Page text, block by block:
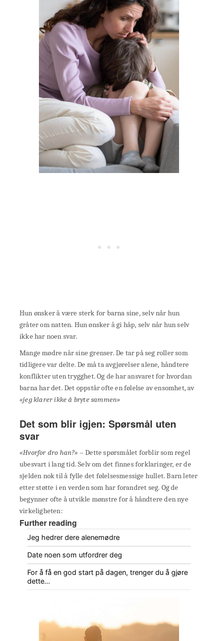
Hun ønsker å være sterk for barna sine, selv når hun
gråter om natten. Hun ønsker å gi håp, selv når hun selv
ikke har noen svar.
Mange mødre når sine grenser. De tar på seg roller som
tidligere var delte. De må ta avgjørelser alene, håndtere
konflikter uten trygghet. Og de har ansvaret for hvordan
barna har det. Det oppstår ofte en følelse av ensomhet, av
«jeg klarer ikke å bryte sammen»
Det som blir igjen: Spørsmål uten
svar
«Hvorfor dro han?» – Dette spørsmålet forblir som regel
ubesvart i lang tid. Selv om det finnes forklaringer, er de
sjelden nok til å fylle det følelsesmessige hullet. Barn leter
etter støtte i en verden som har forandret seg. Og de
begynner ofte å utvikle mønstre for å håndtere den nye
virkeligheten:
Further reading
Jeg hedrer dere alenemødre
Date noen som utfordrer deg
For å få en god start på dagen, trenger du å gjøre
dette…